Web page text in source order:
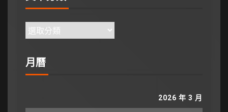
月曆
2026 年 3 月